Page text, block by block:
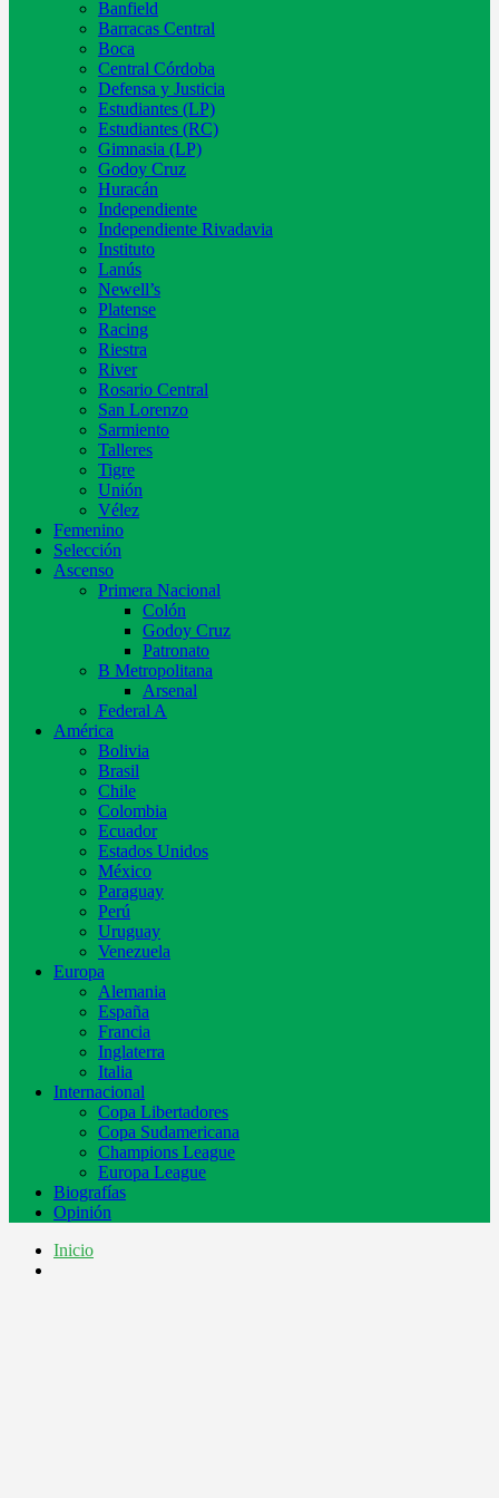
Banfield
Barracas Central
Boca
Central Córdoba
Defensa y Justicia
Estudiantes (LP)
Estudiantes (RC)
Gimnasia (LP)
Godoy Cruz
Huracán
Independiente
Independiente Rivadavia
Instituto
Lanús
Newell’s
Platense
Racing
Riestra
River
Rosario Central
San Lorenzo
Sarmiento
Talleres
Tigre
Unión
Vélez
Femenino
Selección
Ascenso
Primera Nacional
Colón
Godoy Cruz
Patronato
B Metropolitana
Arsenal
Federal A
América
Bolivia
Brasil
Chile
Colombia
Ecuador
Estados Unidos
México
Paraguay
Perú
Uruguay
Venezuela
Europa
Alemania
España
Francia
Inglaterra
Italia
Internacional
Copa Libertadores
Copa Sudamericana
Champions League
Europa League
Biografías
Opinión
Inicio